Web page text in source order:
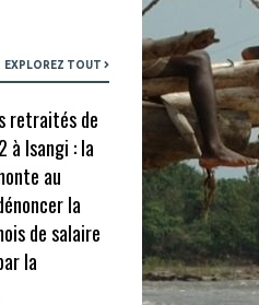
EXPLOREZ TOUT
retraités de
à Isangi : la
au
la
de salaire
la